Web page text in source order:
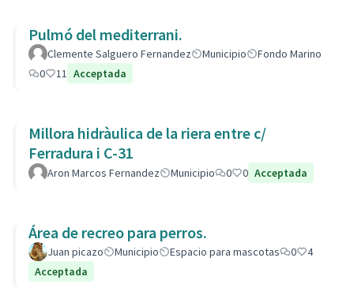
Pulmó del mediterrani.
Clemente Salguero Fernandez Municipio
Fondo Marino
0
11 Acceptada
Millora hidràulica de la riera entre c/
Ferradura i C-31
Aron Marcos Fernandez Municipio 0 0 Acceptada
Área de recreo para perros.
Juan picazo Municipio Espacio para mascotas 0
4
Acceptada